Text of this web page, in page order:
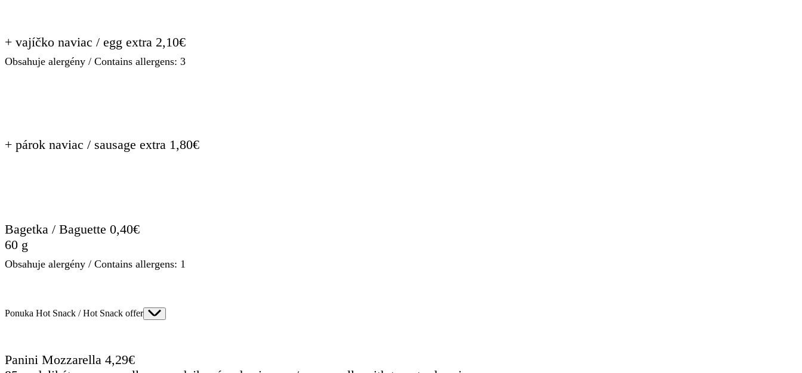
+ vajíčko naviac / egg extra 2,10€
Obsahuje alergény / Contains allergens: 3
+ párok naviac / sausage extra 1,80€
Bagetka / Baguette 0,40€
60 g
Obsahuje alergény / Contains allergens: 1
Ponuka Hot Snack / Hot Snack offer
Panini Mozzarella 4,29€